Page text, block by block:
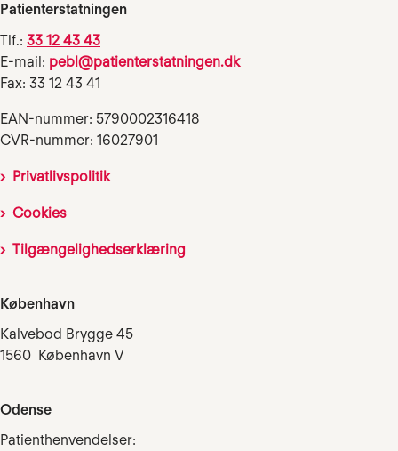
Patienterstatningen
Tlf.: 33 12 43 43
E-mail: pebl@patienterstatningen.dk
Fax: 33 12 43 41
EAN-nummer: 5790002316418
CVR-nummer: 16027901
Privatlivspolitik
Cookies
Tilgængelighedserklæring
København
Kalvebod Brygge 45
1560 København V
Odense
Patienthenvendelser: